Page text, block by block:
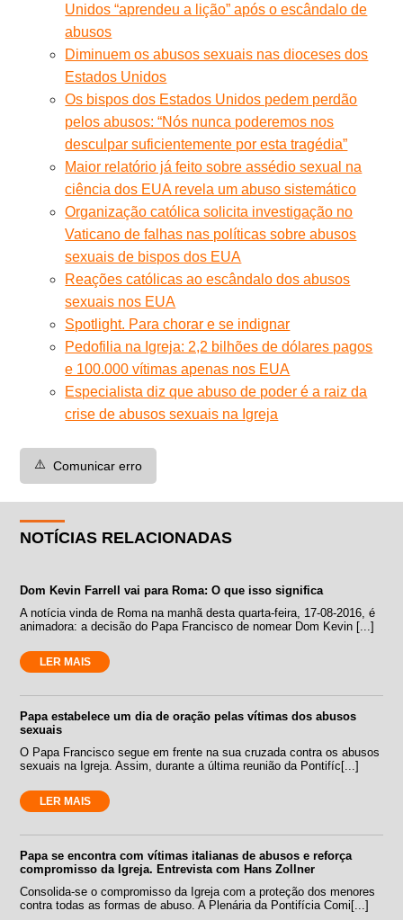
Unidos “aprendeu a lição” após o escândalo de
abusos
Diminuem os abusos sexuais nas dioceses dos
Estados Unidos
Os bispos dos Estados Unidos pedem perdão
pelos abusos: “Nós nunca poderemos nos
desculpar suficientemente por esta tragédia”
Maior relatório já feito sobre assédio sexual na
ciência dos EUA revela um abuso sistemático
Organização católica solicita investigação no
Vaticano de falhas nas políticas sobre abusos
sexuais de bispos dos EUA
Reações católicas ao escândalo dos abusos
sexuais nos EUA
Spotlight. Para chorar e se indignar
Pedofilia na Igreja: 2,2 bilhões de dólares pagos
e 100.000 vítimas apenas nos EUA
Especialista diz que abuso de poder é a raiz da
crise de abusos sexuais na Igreja
⚠️ Comunicar erro
NOTÍCIAS RELACIONADAS
Dom Kevin Farrell vai para Roma: O que isso significa
A notícia vinda de Roma na manhã desta quarta-feira, 17-08-2016, é
animadora: a decisão do Papa Francisco de nomear Dom Kevin [...]
LER MAIS
Papa estabelece um dia de oração pelas vítimas dos abusos
sexuais
O Papa Francisco segue em frente na sua cruzada contra os abusos
sexuais na Igreja. Assim, durante a última reunião da Pontifíc[...]
LER MAIS
Papa se encontra com vítimas italianas de abusos e reforça
compromisso da Igreja. Entrevista com Hans Zollner
Consolida-se o compromisso da Igreja com a proteção dos menores
contra todas as formas de abuso. A Plenária da Pontifícia Comi[...]